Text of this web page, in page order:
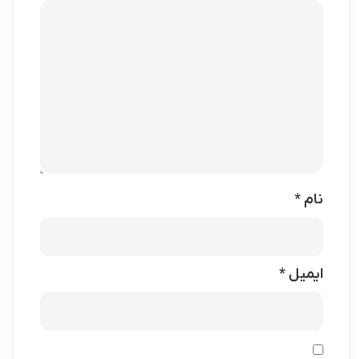
نام *
ایمیل *